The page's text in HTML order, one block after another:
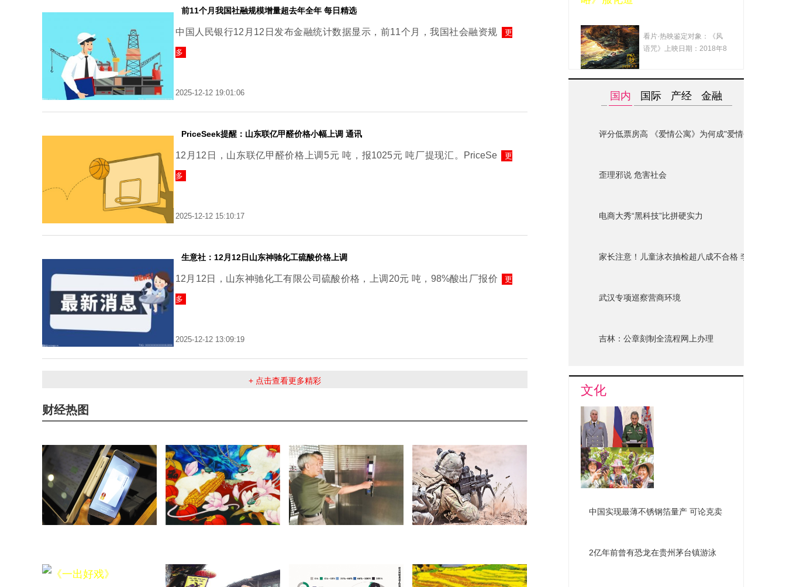
前11个月我国社融规模增量超去年全年 每日精选
中国人民银行12月12日发布金融统计数据显示，前11个月，我国社会融资规 更
多
2025-12-12 19:01:06
PriceSeek提醒：山东联亿甲醛价格小幅上调 通讯
12月12日，山东联亿甲醛价格上调5元 吨，报1025元 吨厂提现汇。PriceSe 更
多
2025-12-12 15:10:17
生意社：12月12日山东神驰化工硫酸价格上调
12月12日，山东神驰化工有限公司硫酸价格，上调20元 吨，98%酸出厂报价 更
多
2025-12-12 13:09:19
+ 点击查看更多精彩
财经热图
瑜互见 值得鼓励
看片·热映鉴定对象：《风
语咒》上映日期：2018年8
国内 国际 产经 金融
评分低票房高 《爱情公寓》为何成"爱情公墓"？
歪理邪说 危害社会
电商大秀“黑科技”比拼硬实力
家长注意！儿童泳衣抽检超八成不合格 李宁迪士尼
武汉专项巡察营商环境
吉林：公章刻制全流程网上办理
文化
俄组建新机构深化国防改革
中国实现最薄不锈钢箔量产 可论克卖
2亿年前曾有恐龙在贵州茅台镇游泳